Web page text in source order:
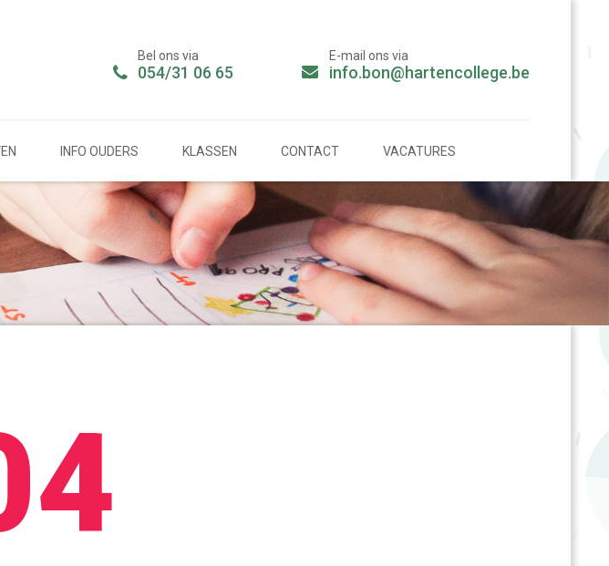
Bel ons via
054/31 06 65
E-mail ons via
info.bon@hartencollege.be
INFO OUDERS KLASSEN CONTACT VACATURES